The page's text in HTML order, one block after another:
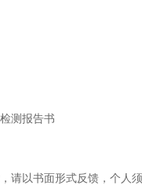
测报告书
请以书面形式反馈，个人